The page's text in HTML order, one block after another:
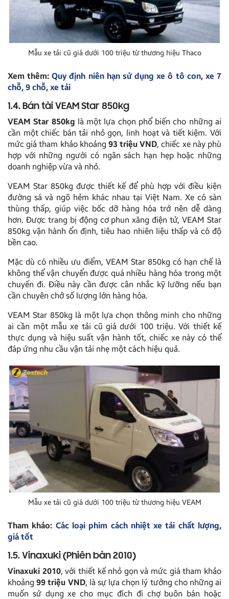
Mẫu xe tải cũ giá dưới 100 triệu từ thương hiệu Thaco
Xem thêm:Quy định niên hạn sử dụng xe ô tô con, xe 7
chỗ, 9 chỗ, xe tải
1.4. Bán tải VEAM Star 850kg
VEAM Star 850kg là một lựa chọn phổ biến cho những ai
cần một chiếc bán tải nhỏ gọn, linh hoạt và tiết kiệm. Với
mức giá tham khảo khoảng 93 triệu VND, chiếc xe này phù
hợp với những người có ngân sách hạn hẹp hoặc những
doanh nghiệp vừa và nhỏ.
VEAM Star 850kg được thiết kế để phù hợp với điều kiện
đường sá và ngõ hẻm khác nhau tại Việt Nam. Xe có sàn
thùng thấp, giúp việc bốc dỡ hàng hóa trở nên dễ dàng
hơn. Được trang bị động cơ phun xăng điện tử, VEAM Star
850kg vận hành ổn định, tiêu hao nhiên liệu thấp và có độ
bền cao.
Mặc dù có nhiều ưu điểm, VEAM Star 850kg có hạn chế là
không thể vận chuyển được quá nhiều hàng hóa trong một
chuyến đi. Điều này cần được cân nhắc kỹ lưỡng nếu bạn
cần chuyên chở số lượng lớn hàng hóa.
VEAM Star 850kg là một lựa chọn thông minh cho những
ai cần một mẫu xe tải cũ giá dưới 100 triệu. Với thiết kế
thực dụng và hiệu suất vận hành tốt, chiếc xe này có thể
đáp ứng nhu cầu vận tải nhẹ một cách hiệu quả.
Mẫu xe tải cũ giá dưới 100 triệu từ thương hiệu VEAM
Tham khảo: Các loại phim cách nhiệt xe tải chất lượng,
giá tốt
1.5. Vinaxuki (Phiên bản 2010)
Vinaxuki 2010, với thiết kế nhỏ gọn và mức giá tham khảo
khoảng99 triệu VND, là sự lựa chọn lý tưởng cho những ai
muốn sử dụng xe cho mục đích đi chợ buôn bán hoặc